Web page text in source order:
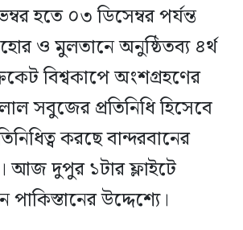
হতে ০৩ ডিসেম্বর পর্যন্ত
ও মুলতানে অনুষ্ঠিতব্য ৪র্থ‌‌‌
বিশ্বকাপে অংশগ্রহণের
সবুজের প্রতিনিধি হিসেবে
করছে বান্দরবানের
আজ দুপুর ১টার ফ্লাইটে
উদ্দেশ্যে।